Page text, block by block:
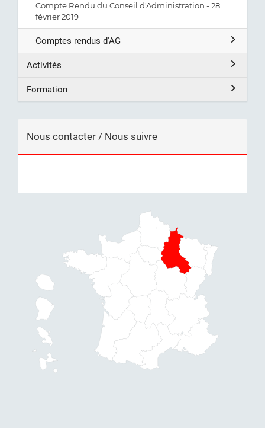
Compte Rendu du Conseil d'Administration - 28
février 2019
Comptes rendus d'AG
Activités
Formation
Nous contacter / Nous suivre